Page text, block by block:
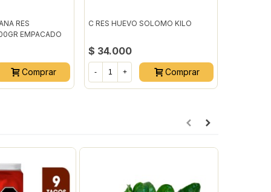
RES
EMPACADO
Comprar
C RES HUEVO SOLOMO KILO
$ 34.000
- + Comprar